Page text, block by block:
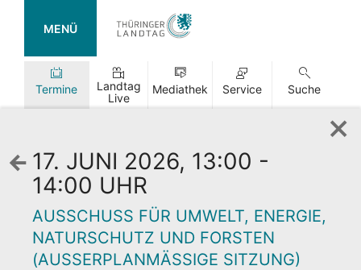
MENÜ
Termine
Zurück
Wochenansicht
17. JUNI 2026, 13:00 -
14:00 UHR
AUSSCHUSS FÜR UMWELT, ENERGIE,
NATURSCHUTZ UND FORSTEN
(AUSSERPLANMÄSSIGE SITZUNG)
Landtag
Live
Mediathek Service Suche